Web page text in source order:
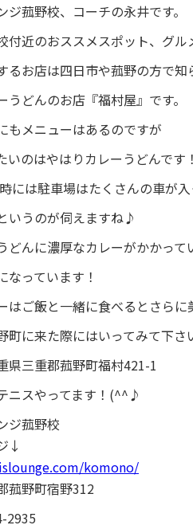
ジ菰野校、コーチの永井です。
付近のおススメスポット、グル
るお店は四日市や菰野の方で知
うどんのお店『福村屋』です。
もメニューはあるのですが
いのはやはりカレーうどんです！
には駐車場はたくさんの車が
いうのが伺えますね♪
どんに濃厚なカレーがかかって
なっています！
はご飯と一緒に食べるとさらに
町に来た際にはいってみて下さ
三重郡菰野町福村421-1
ニスやってます！(^^♪
ジ菰野校
↓
komono/
菰野町宿野312
2935